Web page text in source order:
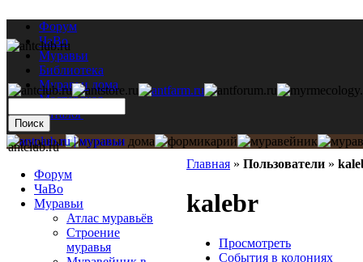
Форум
ЧаВо
Муравьи
Библиотека
Муравьи дома
Мастерская
Каталог
Главная » Пользователи »
kalebr
Просмотреть
События в колониях
antclub.ru
Форум
ЧаВо
Муравьи
Атлас муравьёв
Строение
муравья